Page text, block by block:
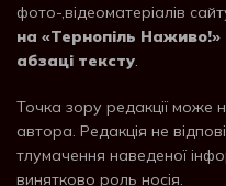
фото-,відеоматеріалів
на «Тернопіль
абзаці тексту.
Точка зору редакції може
автора. Редакція не
тлумачення наведеної
винятково роль носія.